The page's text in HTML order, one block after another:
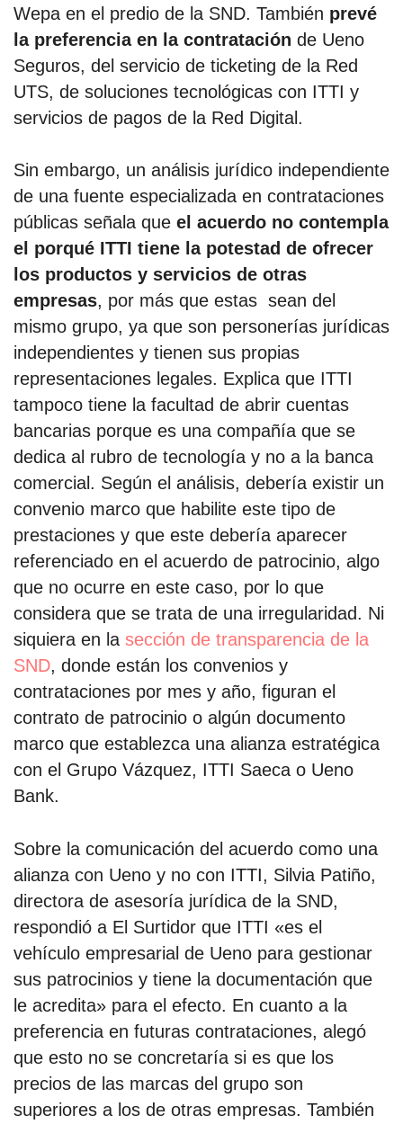
Wepa en el predio de la SND. También prevé
la preferencia en la contratación de Ueno
Seguros, del servicio de ticketing de la Red
UTS, de soluciones tecnológicas con ITTI y
servicios de pagos de la Red Digital.
Sin embargo, un análisis jurídico independiente
de una fuente especializada en contrataciones
públicas señala que el acuerdo no contempla
el porqué ITTI tiene la potestad de ofrecer
los productos y servicios de otras
empresas, por más que estas sean del
mismo grupo, ya que son personerías jurídicas
independientes y tienen sus propias
representaciones legales. Explica que ITTI
tampoco tiene la facultad de abrir cuentas
bancarias porque es una compañía que se
dedica al rubro de tecnología y no a la banca
comercial. Según el análisis, debería existir un
convenio marco que habilite este tipo de
prestaciones y que este debería aparecer
referenciado en el acuerdo de patrocinio, algo
que no ocurre en este caso, por lo que
considera que se trata de una irregularidad. Ni
siquiera en la sección de transparencia de la
SND, donde están los convenios y
contrataciones por mes y año, figuran el
contrato de patrocinio o algún documento
marco que establezca una alianza estratégica
con el Grupo Vázquez, ITTI Saeca o Ueno
Bank.
Sobre la comunicación del acuerdo como una
alianza con Ueno y no con ITTI, Silvia Patiño,
directora de asesoría jurídica de la SND,
respondió a El Surtidor que ITTI «es el
vehículo empresarial de Ueno para gestionar
sus patrocinios y tiene la documentación que
le acredita» para el efecto. En cuanto a la
preferencia en futuras contrataciones, alegó
que esto no se concretaría si es que los
precios de las marcas del grupo son
superiores a los de otras empresas. También